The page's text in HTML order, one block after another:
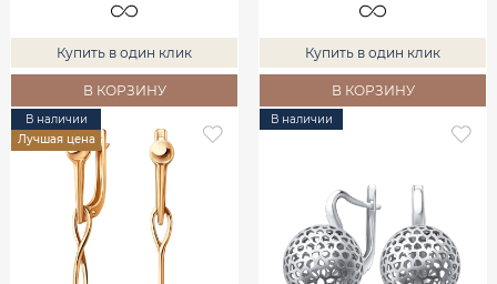
Купить в один клик
В КОРЗИНУ
Купить в один клик
В КОРЗИНУ
В наличии
Лучшая цена
В наличии